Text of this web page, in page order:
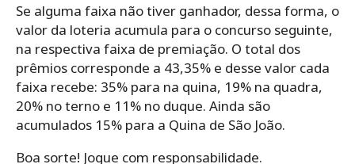
Se alguma faixa não tiver ganhador, dessa forma, o
valor da loteria acumula para o concurso seguinte,
na respectiva faixa de premiação. O total dos
prêmios corresponde a 43,35% e desse valor cada
faixa recebe: 35% para na quina, 19% na quadra,
20% no terno e 11% no duque. Ainda são
acumulados 15% para a Quina de São João.
Boa sorte! Jogue com responsabilidade.